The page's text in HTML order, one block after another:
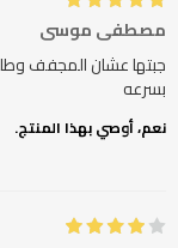
مصطفى موسى
جبتها عشان المجفف
بسرعه
نعم، أوصي بهذا المنتج.